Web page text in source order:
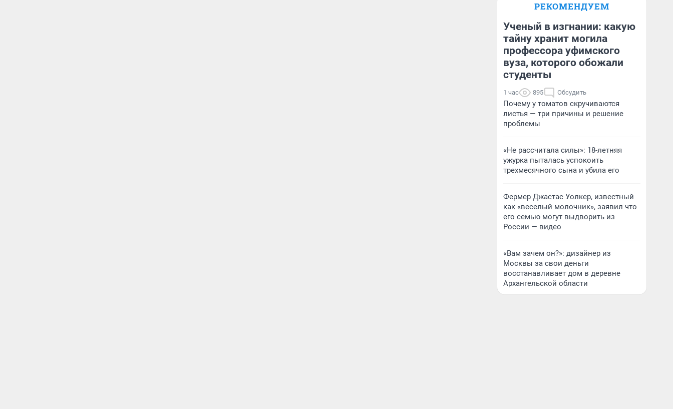
Стас Соколов
РЕКОМЕНДУЕМ
Ученый в изгнании: какую
тайну хранит могила
профессора уфимского
вуза, которого обожали
студенты
1 час 895 Обсудить
Почему у томатов скручиваются
листья — три причины и решение
проблемы
«Не рассчитала силы»: 18-летняя
ужурка пыталась успокоить
трехмесячного сына и убила его
Фермер Джастас Уолкер, известный
как «веселый молочник», заявил что
его семью могут выдворить из
России — видео
«Вам зачем он?»: дизайнер из
Москвы за свои деньги
восстанавливает дом в деревне
Архангельской области